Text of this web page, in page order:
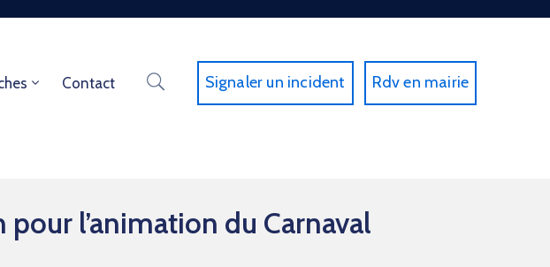
Contact Signaler un incident Rdv en mairie
l’animation du Carnaval